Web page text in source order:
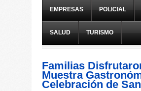
EMPRESAS POLICIAL
SALUD TURISMO
Familias
Muestra
Celebración de